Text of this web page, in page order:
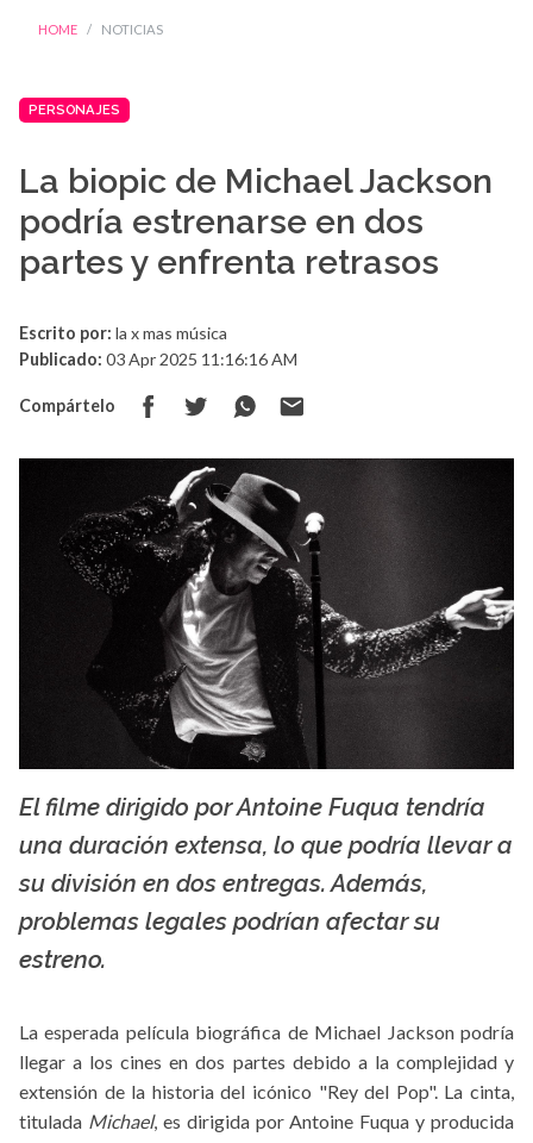
HOME NOTICIAS
PERSONAJES
La biopic de Michael Jackson
podría estrenarse en dos
partes y enfrenta retrasos
Escrito por: la x mas música
Publicado: 03 Apr 2025 11:16:16 AM
Compártelo
La X mas música
El filme dirigido por Antoine Fuqua tendría
una duración extensa, lo que podría llevar a
su división en dos entregas. Además,
problemas legales podrían afectar su
estreno.
La esperada película biográfica de Michael Jackson podría
llegar a los cines en dos partes debido a la complejidad y
extensión de la historia del icónico "Rey del Pop". La cinta,
titulada Michael, es dirigida por Antoine Fuqua y producida